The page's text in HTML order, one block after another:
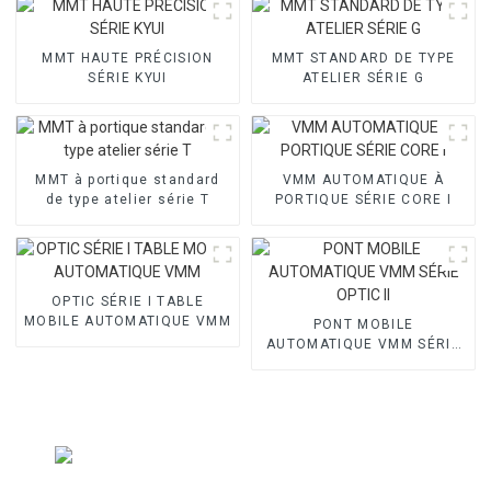
MMT HAUTE PRÉCISION
SÉRIE KYUI
MMT STANDARD DE TYPE
ATELIER SÉRIE G
MMT à portique standard
de type atelier série T
VMM AUTOMATIQUE À
PORTIQUE SÉRIE CORE I
OPTIC SÉRIE I TABLE
MOBILE AUTOMATIQUE VMM
PONT MOBILE
AUTOMATIQUE VMM SÉRIE